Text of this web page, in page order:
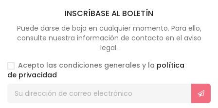
INSCRÍBASE AL BOLETÍN
Puede darse de baja en cualquier momento. Para ello,
consulte nuestra información de contacto en el aviso
legal.
Acepto las condiciones generales y la política
de privacidad